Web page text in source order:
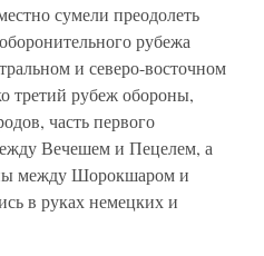
сумели преодолеть
рубежа
и северо-восточном
третий рубеж обороны,
часть первого
Вечешем и Пецелем, а
между Шорокшаром и
в руках немецких и